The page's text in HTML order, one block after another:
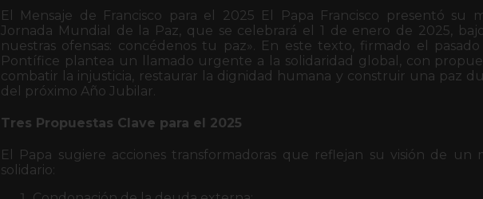
El Mensaje de Francisco para el 2025 El Papa Francisco presentó su
Jornada Mundial de la Paz, que se celebrará el 1 de enero de 2025,
nuestras ofensas: concédenos tu paz». En este texto, firmado el
Pontífice plantea un llamado urgente a la solidaridad global, con
combatir la injusticia, restaurar la dignidad humana y construir una paz
del próximo Año Jubilar.
Tres Propuestas Clave para el 2025
El Papa sugiere acciones transformadoras que reflejan su visión de un
solidario: